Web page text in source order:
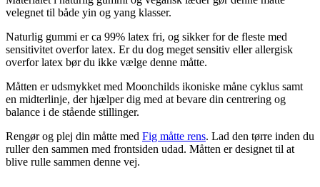
velegnet til både yin og yang klasser.
Naturlig gummi er ca 99% latex fri, og sikker for de fleste med
sensitivitet overfor latex. Er du dog meget sensitiv eller allergisk
overfor latex bør du ikke vælge denne måtte.
Måtten er udsmykket med Moonchilds ikoniske måne cyklus samt
en midterlinje, der hjælper dig med at bevare din centrering og
balance i de stående stillinger.
Rengør og plej din måtte med Fig måtte rens. Lad den tørre inden du
ruller den sammen med frontsiden udad. Måtten er designet til at
blive rulle sammen denne vej.